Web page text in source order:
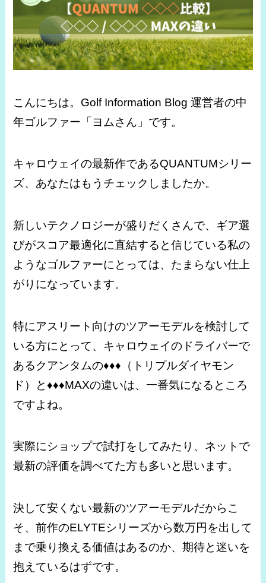
こんにちは。Golf Information Blog 運営者の中
年ゴルファー「ヨムさん」です。
キャロウェイの最新作であるQUANTUMシリー
ズ、あなたはもうチェックしましたか。
新しいテクノロジーが盛りだくさんで、ギア選
びがスコア最適化に直結すると信じている私の
ようなゴルファーにとっては、たまらない仕上
がりになっています。
特にアスリート向けのツアーモデルを検討して
いる方にとって、キャロウェイのドライバーで
あるクアンタムの♦♦♦（トリプルダイヤモン
ド）と♦♦♦MAXの違いは、一番気になるところ
ですよね。
実際にショップで試打をしてみたり、ネットで
最新の評価を調べてた方も多いと思います。
決して安くない最新のツアーモデルだからこ
そ、前作のELYTEシリーズから数万円を出して
まで乗り換える価値はあるのか、期待と迷いを
抱えているはずです。